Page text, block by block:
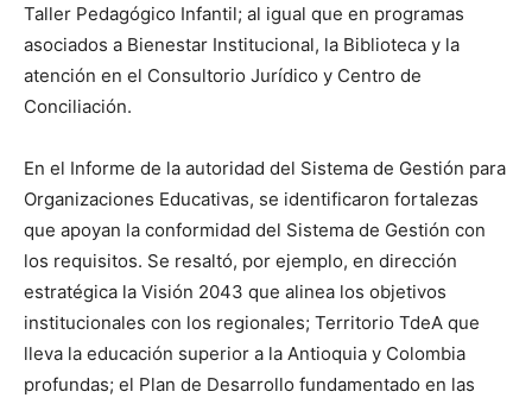
Taller Pedagógico Infantil; al igual que en programas
asociados a Bienestar Institucional, la Biblioteca y la
atención en el Consultorio Jurídico y Centro de
Conciliación.
En el Informe de la autoridad del Sistema de Gestión para
Organizaciones Educativas, se identificaron fortalezas
que apoyan la conformidad del Sistema de Gestión con
los requisitos. Se resaltó, por ejemplo, en dirección
estratégica la Visión 2043 que alinea los objetivos
institucionales con los regionales; Territorio TdeA que
lleva la educación superior a la Antioquia y Colombia
profundas; el Plan de Desarrollo fundamentado en las